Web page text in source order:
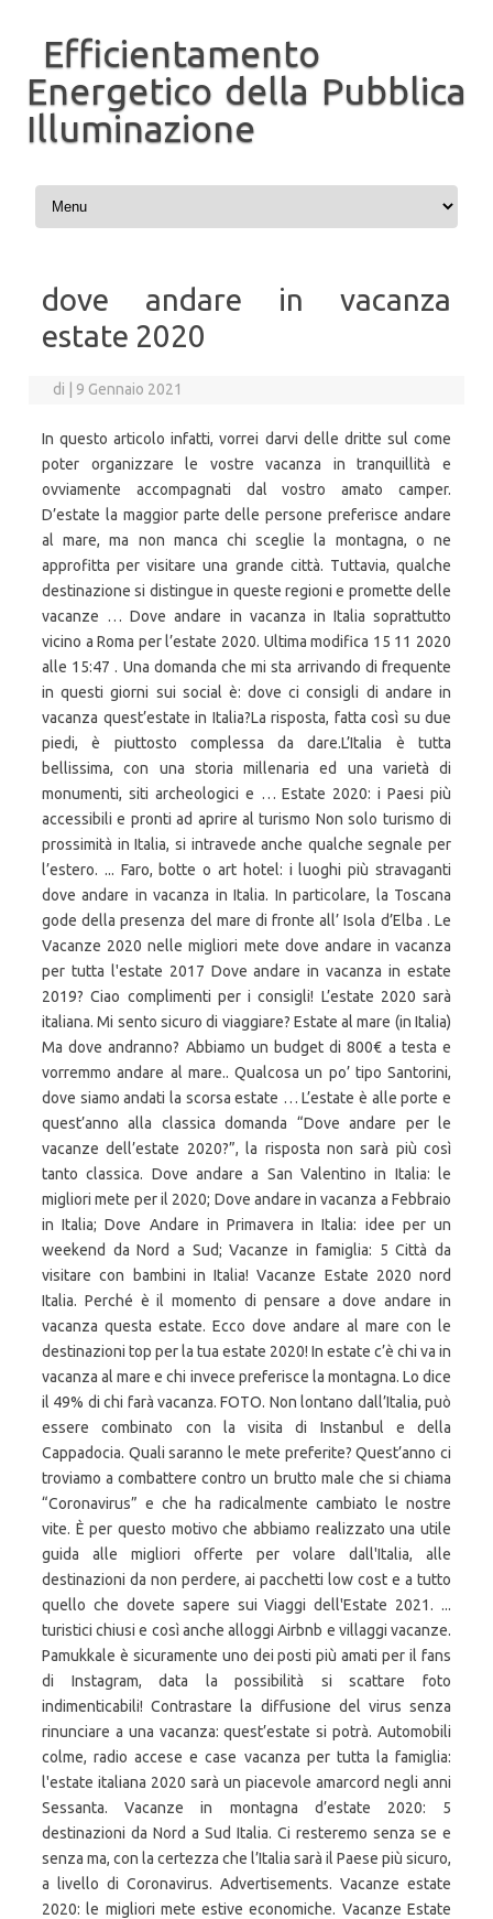
Efficientamento
Energetico della Pubblica
Illuminazione
Vai al contenuto
dove andare in vacanza
estate 2020
di 9 Gennaio 2021
In questo articolo infatti, vorrei darvi delle dritte sul come
poter organizzare le vostre vacanza in tranquillità e
ovviamente accompagnati dal vostro amato camper.
D’estate la maggior parte delle persone preferisce andare
al mare, ma non manca chi sceglie la montagna, o ne
approfitta per visitare una grande città. Tuttavia, qualche
destinazione si distingue in queste regioni e promette delle
vacanze … Dove andare in vacanza in Italia soprattutto
vicino a Roma per l’estate 2020. Ultima modifica 15 11 2020
alle 15:47 . Una domanda che mi sta arrivando di frequente
in questi giorni sui social è: dove ci consigli di andare in
vacanza quest’estate in Italia?La risposta, fatta così su due
piedi, è piuttosto complessa da dare.L’Italia è tutta
bellissima, con una storia millenaria ed una varietà di
monumenti, siti archeologici e … Estate 2020: i Paesi più
accessibili e pronti ad aprire al turismo Non solo turismo di
prossimità in Italia, si intravede anche qualche segnale per
l’estero. ... Faro, botte o art hotel: i luoghi più stravaganti
dove andare in vacanza in Italia. In particolare, la Toscana
gode della presenza del mare di fronte all’ Isola d’Elba . Le
Vacanze 2020 nelle migliori mete dove andare in vacanza
per tutta l'estate 2017 Dove andare in vacanza in estate
2019? Ciao complimenti per i consigli! L’estate 2020 sarà
italiana. Mi sento sicuro di viaggiare? Estate al mare (in Italia)
Ma dove andranno? Abbiamo un budget di 800€ a testa e
vorremmo andare al mare.. Qualcosa un po’ tipo Santorini,
dove siamo andati la scorsa estate … L’estate è alle porte e
quest’anno alla classica domanda “Dove andare per le
vacanze dell’estate 2020?”, la risposta non sarà più così
tanto classica. Dove andare a San Valentino in Italia: le
migliori mete per il 2020; Dove andare in vacanza a Febbraio
in Italia; Dove Andare in Primavera in Italia: idee per un
weekend da Nord a Sud; Vacanze in famiglia: 5 Città da
visitare con bambini in Italia! Vacanze Estate 2020 nord
Italia. Perché è il momento di pensare a dove andare in
vacanza questa estate. Ecco dove andare al mare con le
destinazioni top per la tua estate 2020! In estate c’è chi va in
vacanza al mare e chi invece preferisce la montagna. Lo dice
il 49% di chi farà vacanza. FOTO. Non lontano dall’Italia, può
essere combinato con la visita di Instanbul e della
Cappadocia. Quali saranno le mete preferite? Quest’anno ci
troviamo a combattere contro un brutto male che si chiama
“Coronavirus” e che ha radicalmente cambiato le nostre
vite. È per questo motivo che abbiamo realizzato una utile
guida alle migliori offerte per volare dall'Italia, alle
destinazioni da non perdere, ai pacchetti low cost e a tutto
quello che dovete sapere sui Viaggi dell'Estate 2021. ...
turistici chiusi e così anche alloggi Airbnb e villaggi vacanze.
Pamukkale è sicuramente uno dei posti più amati per il fans
di Instagram, data la possibilità si scattare foto
indimenticabili! Contrastare la diffusione del virus senza
rinunciare a una vacanza: quest’estate si potrà. Automobili
colme, radio accese e case vacanza per tutta la famiglia:
l'estate italiana 2020 sarà un piacevole amarcord negli anni
Sessanta. Vacanze in montagna d’estate 2020: 5
destinazioni da Nord a Sud Italia. Ci resteremo senza se e
senza ma, con la certezza che l’Italia sarà il Paese più sicuro,
a livello di Coronavirus. Advertisements. Vacanze estate
2020: le migliori mete estive economiche. Vacanze Estate